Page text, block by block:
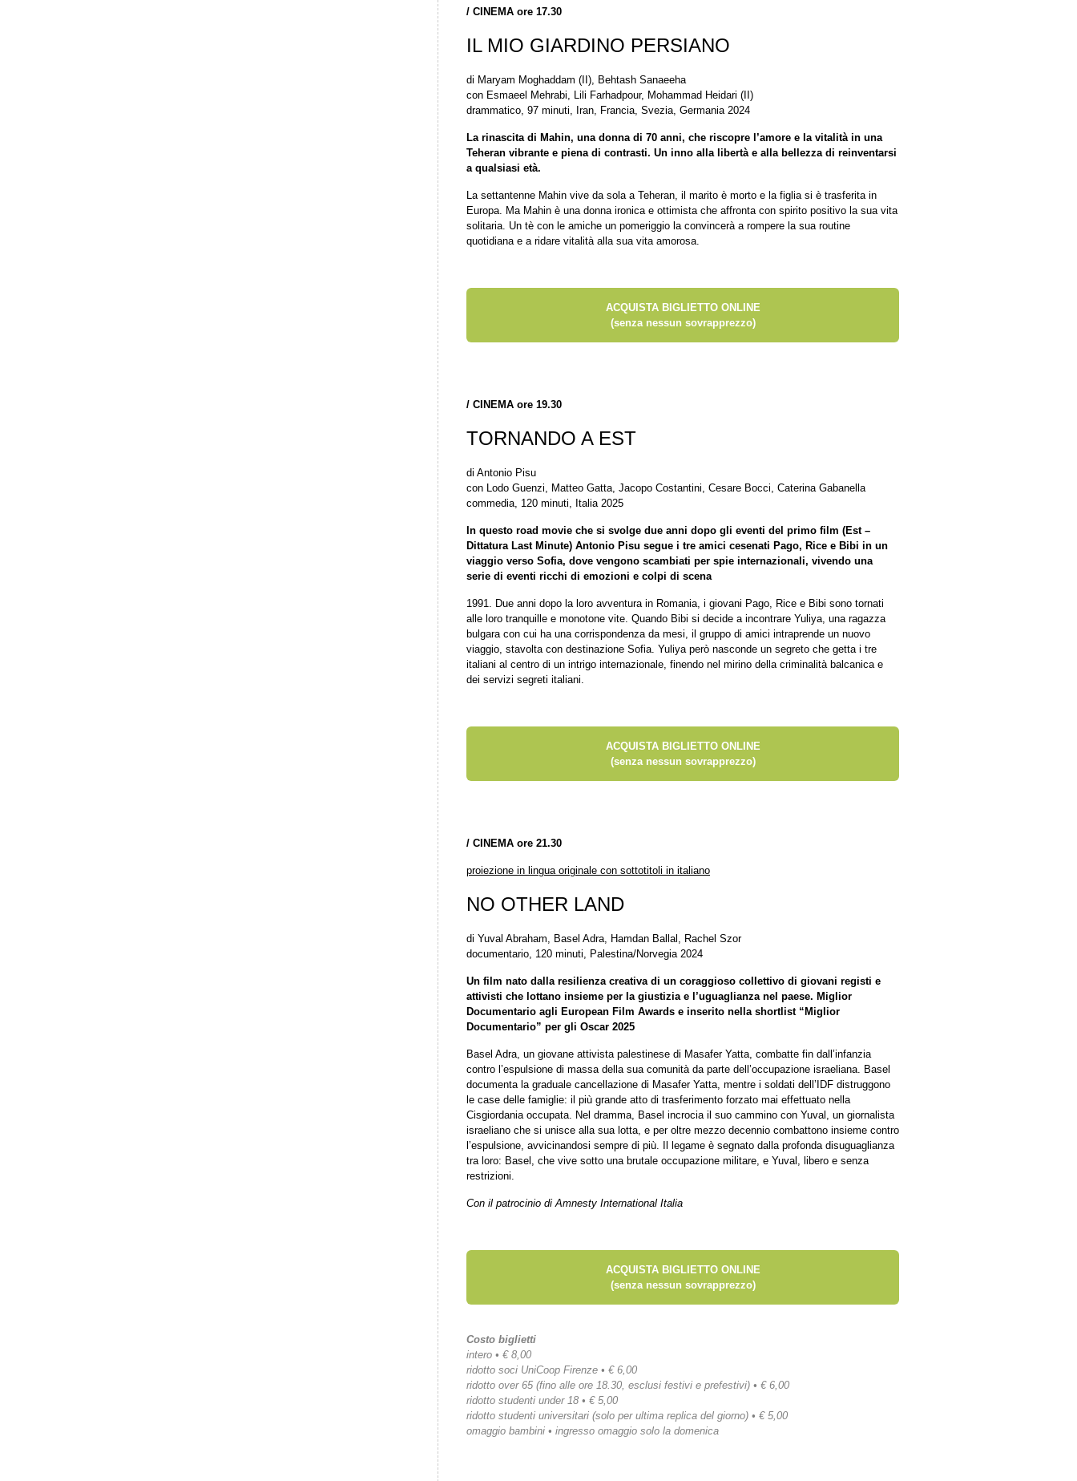
/ CINEMA ore 17.30
IL MIO GIARDINO PERSIANO
di Maryam Moghaddam (II), Behtash Sanaeeha
con Esmaeel Mehrabi, Lili Farhadpour, Mohammad Heidari (II)
drammatico, 97 minuti, Iran, Francia, Svezia, Germania 2024
La rinascita di Mahin, una donna di 70 anni, che riscopre l’amore e la vitalità in una
Teheran vibrante e piena di contrasti. Un inno alla libertà e alla bellezza di reinventarsi
a qualsiasi età.
La settantenne Mahin vive da sola a Teheran, il marito è morto e la figlia si è trasferita in
Europa. Ma Mahin è una donna ironica e ottimista che affronta con spirito positivo la sua vita
solitaria. Un tè con le amiche un pomeriggio la convincerà a rompere la sua routine
quotidiana e a ridare vitalità alla sua vita amorosa.
ACQUISTA BIGLIETTO ONLINE
(senza nessun sovrapprezzo)
/ CINEMA ore 19.30
TORNANDO A EST
di Antonio Pisu
con Lodo Guenzi, Matteo Gatta, Jacopo Costantini, Cesare Bocci, Caterina Gabanella
commedia, 120 minuti, Italia 2025
In questo road movie che si svolge due anni dopo gli eventi del primo film (Est –
Dittatura Last Minute) Antonio Pisu segue i tre amici cesenati Pago, Rice e Bibi in un
viaggio verso Sofia, dove vengono scambiati per spie internazionali, vivendo una
serie di eventi ricchi di emozioni e colpi di scena
1991. Due anni dopo la loro avventura in Romania, i giovani Pago, Rice e Bibi sono tornati
alle loro tranquille e monotone vite. Quando Bibi si decide a incontrare Yuliya, una ragazza
bulgara con cui ha una corrispondenza da mesi, il gruppo di amici intraprende un nuovo
viaggio, stavolta con destinazione Sofia. Yuliya però nasconde un segreto che getta i tre
italiani al centro di un intrigo internazionale, finendo nel mirino della criminalità balcanica e
dei servizi segreti italiani.
ACQUISTA BIGLIETTO ONLINE
(senza nessun sovrapprezzo)
/ CINEMA ore 21.30
proiezione in lingua originale con sottotitoli in italiano
NO OTHER LAND
di Yuval Abraham, Basel Adra, Hamdan Ballal, Rachel Szor
documentario, 120 minuti, Palestina/Norvegia 2024
Un film nato dalla resilienza creativa di un coraggioso collettivo di giovani registi e
attivisti che lottano insieme per la giustizia e l’uguaglianza nel paese. Miglior
Documentario agli European Film Awards e inserito nella shortlist “Miglior
Documentario” per gli Oscar 2025
Basel Adra, un giovane attivista palestinese di Masafer Yatta, combatte fin dall’infanzia
contro l’espulsione di massa della sua comunità da parte dell’occupazione israeliana. Basel
documenta la graduale cancellazione di Masafer Yatta, mentre i soldati dell’IDF distruggono
le case delle famiglie: il più grande atto di trasferimento forzato mai effettuato nella
Cisgiordania occupata. Nel dramma, Basel incrocia il suo cammino con Yuval, un giornalista
israeliano che si unisce alla sua lotta, e per oltre mezzo decennio combattono insieme contro
l’espulsione, avvicinandosi sempre di più. Il legame è segnato dalla profonda disuguaglianza
tra loro: Basel, che vive sotto una brutale occupazione militare, e Yuval, libero e senza
restrizioni.
Con il patrocinio di Amnesty International Italia
ACQUISTA BIGLIETTO ONLINE
(senza nessun sovrapprezzo)
Costo biglietti
intero • € 8,00
ridotto soci UniCoop Firenze • € 6,00
ridotto over 65 (fino alle ore 18.30, esclusi festivi e prefestivi) • € 6,00
ridotto studenti under 18 • € 5,00
ridotto studenti universitari (solo per ultima replica del giorno) • € 5,00
omaggio bambini • ingresso omaggio solo la domenica